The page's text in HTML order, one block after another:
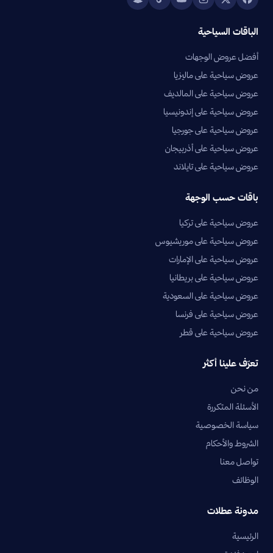
الباقات السياحية
أفضل عروض الوجهات
عروض سياحية على ماليزيا
عروض سياحية على المالديف
عروض سياحية على إندونيسيا
عروض سياحية على جورجيا
عروض سياحية على أذربيجان
عروض سياحية على تايلاند
باقات حسب الوجهة
عروض سياحية على تركيا
عروض سياحية على موريشيوس
عروض سياحية على الإمارات
عروض سياحية على بريطانيا
عروض سياحية على السعودية
عروض سياحية على فرنسا
عروض سياحية على قطر
تعرّف علينا أكثر
من نحن
الأسئلة المتكررة
سياسة الخصوصية
الشروط والأحكام
تواصل معنا
الوظائف
مدونة عطلات
الرئيسية